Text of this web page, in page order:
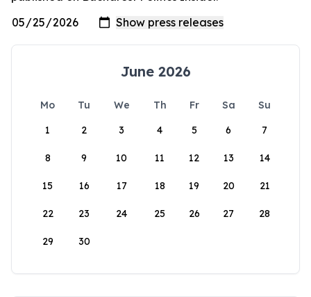
June 2026
Mo Tu We Th Fr Sa
Su
1
2 3 4 5 6 7
8 9 10 11 12 13 14
15 16 17 18 19 20 21
22 23 24 25 26 27 28
29 30